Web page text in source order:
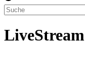
Suchen
nach …